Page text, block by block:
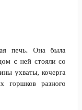
печь. Она была
с ней стояли со
ухваты, кочерга
горшков разного